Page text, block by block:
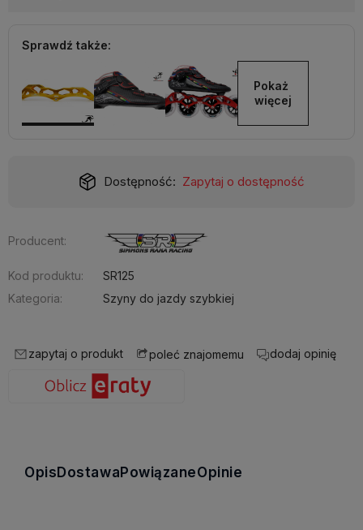
Sprawdź także:
Pokaż
więcej
Dostępność: Zapytaj o dostępność
Producent:
Kod produktu:
SR125
Kategoria:
Szyny do jazdy szybkiej
zapytaj o produkt poleć znajomemu dodaj opinię
Opis Dostawa PowiązaneOpinie